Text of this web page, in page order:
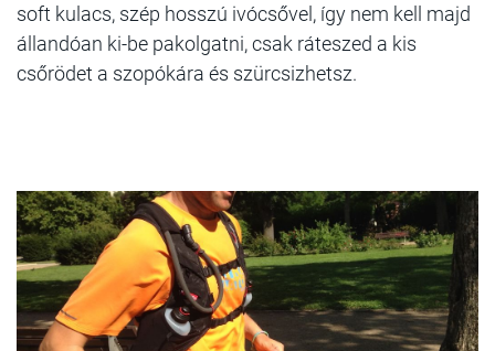
soft kulacs, szép hosszú ivócsővel, így nem kell majd
állandóan ki-be pakolgatni, csak ráteszed a kis
csőrödet a szopókára és szürcsizhetsz.